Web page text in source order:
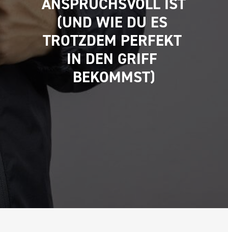
(UND WIE DU ES
TROTZDEM PERFEKT
IN DEN GRIFF
BEKOMMST)